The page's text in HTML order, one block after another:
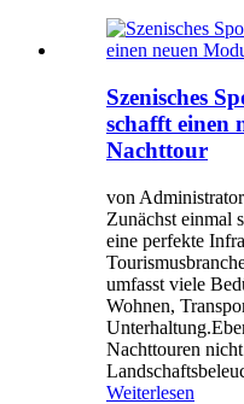
Szenisches
schafft einen
Nachttour
von
Zunächst einmal
eine perfekte
umfasst viele
Wohnen,
Nachttouren
Weiterlesen